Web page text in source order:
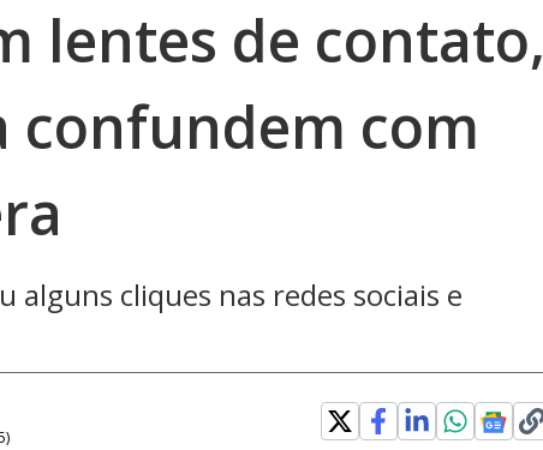
lentes de contato,
confundem com
cliques nas redes sociais e
)